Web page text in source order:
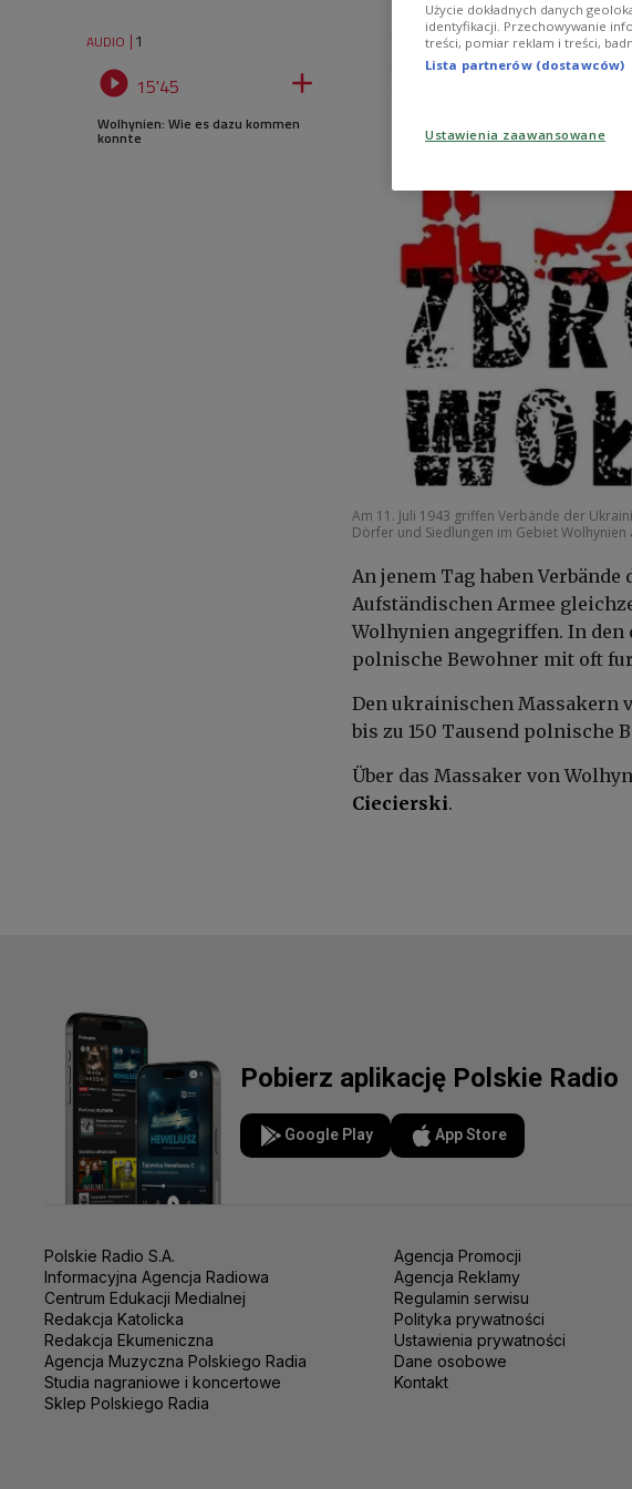
AUDIO 1
 15'45 
Wolhynien: Wie es dazu kommen
konnte
Am 11. Juli 1943 griffen Verbände der
Dörfer und Siedlungen im Gebiet
An jenem Tag haben
Aufständischen Armee
Wolhynien angegriffen. In den
polnische Bewohner mit oft
Den ukrainischen Massakern
bis zu 150 Tausend polnische
Über das Massaker von
Ciecierski.
Pobierz aplikację Polskie Radio
Google Play App Store
Polskie Radio S.A.
Informacyjna Agencja Radiowa
Centrum Edukacji Medialnej
Redakcja Katolicka
Redakcja Ekumeniczna
Agencja Muzyczna Polskiego Radia
Studia nagraniowe i koncertowe
Sklep Polskiego Radia
Agencja Promocji
Agencja Reklamy
Regulamin serwisu
Polityka prywatności
Ustawienia prywatności
Dane osobowe
Kontakt
Użycie dokładnych danych
identyfikacji. Przechowywanie
treści, pomiar reklam i treści,
Lista partnerów (dostawców)
Ustawienia zaawansowane